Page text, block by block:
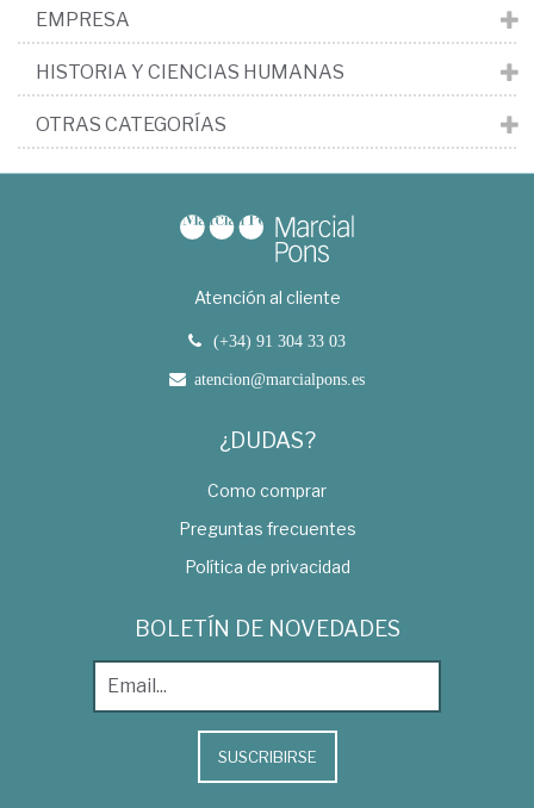
EMPRESA
HISTORIA Y CIENCIAS HUMANAS
OTRAS CATEGORÍAS
Atención al cliente
(+34) 91 304 33 03
atencion@marcialpons.es
¿DUDAS?
Como comprar
Preguntas frecuentes
Política de privacidad
BOLETÍN DE NOVEDADES
SUSCRIBIRSE